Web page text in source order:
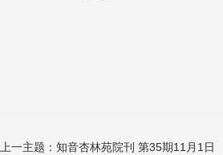
上一主题：知音杏林苑院刊 第35期11月1日